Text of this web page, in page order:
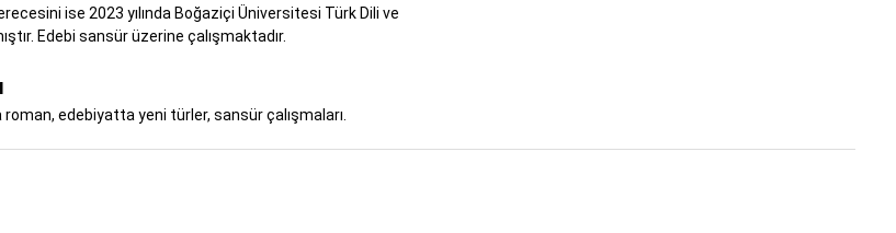
ise 2023 yılında Boğaziçi Üniversitesi Türk Dili ve
Edebi sansür üzerine çalışmaktadır.
edebiyatta yeni türler, sansür çalışmaları.